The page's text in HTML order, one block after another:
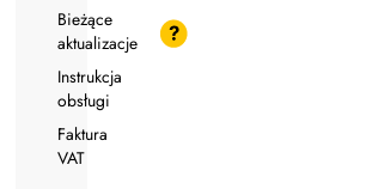
Bieżące
aktualizacje
Instrukcja
obsługi
Faktura
VAT